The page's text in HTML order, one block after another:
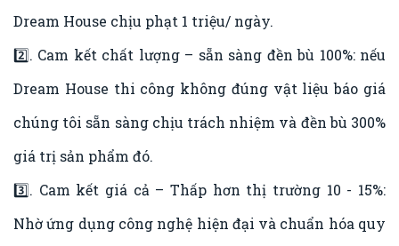
Dream House chịu phạt 1 triệu/ ngày.
2️⃣. Cam kết chất lượng – sẵn sàng đền bù 100%: nếu
Dream House thi công không đúng vật liệu báo giá
chúng tôi sẵn sàng chịu trách nhiệm và đền bù 300%
giá trị sản phẩm đó.
3️⃣. Cam kết giá cả – Thấp hơn thị trường 10 - 15%:
Nhờ ứng dụng công nghệ hiện đại và chuẩn hóa quy